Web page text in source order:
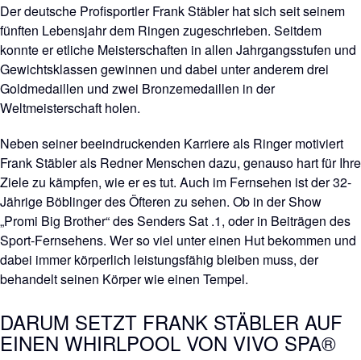
Der deutsche Profisportler Frank Stäbler hat sich seit seinem
fünften Lebensjahr dem Ringen zugeschrieben. Seitdem
konnte er etliche Meisterschaften in allen Jahrgangsstufen und
Gewichtsklassen gewinnen und dabei unter anderem drei
Goldmedaillen und zwei Bronzemedaillen in der
Weltmeisterschaft holen.
Neben seiner beeindruckenden Karriere als Ringer motiviert
Frank Stäbler als Redner Menschen dazu, genauso hart für Ihre
Ziele zu kämpfen, wie er es tut. Auch im Fernsehen ist der 32-
Jährige Böblinger des Öfteren zu sehen. Ob in der Show
„Promi Big Brother“ des Senders Sat .1, oder in Beiträgen des
Sport-Fernsehens. Wer so viel unter einen Hut bekommen und
dabei immer körperlich leistungsfähig bleiben muss, der
behandelt seinen Körper wie einen Tempel.
DARUM SETZT FRANK STÄBLER AUF
EINEN WHIRLPOOL VON VIVO SPA®